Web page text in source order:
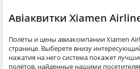
Авіаквитки Xiamen
Полёты и цены авиакомпании Xiamen
странице. Выберете внизу
нажатия на него система покажет
полётов, найденные нашими